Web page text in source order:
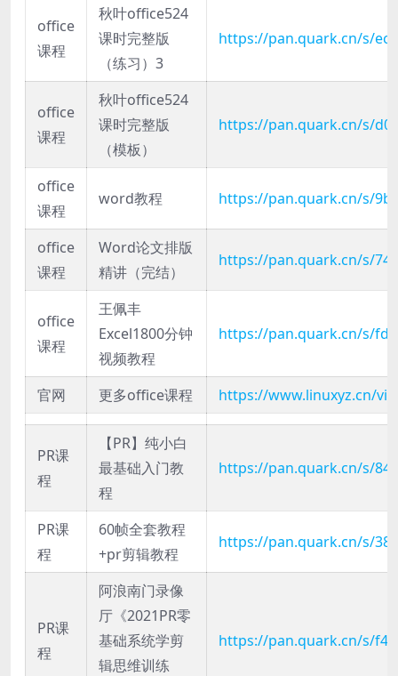
office
课程
秋叶office524
课时完整版
（练习）3
https://pan.quark.cn/s/
office
课程
秋叶office524
课时完整版
（模板）
https://pan.quark.cn/s/
office
课程
word教程 https://pan.quark.cn/s/
office
课程
Word论文排版
精讲（完结）
https://pan.quark.cn/s/
office
课程
王佩丰
Excel1800分钟
视频教程
https://pan.quark.cn/s/
官网 更多office课程 https://www.linuxyz.cn/
PR课
程
【PR】纯小白
最基础入门教
程
https://pan.quark.cn/s/
PR课
程
60帧全套教程
+pr剪辑教程
https://pan.quark.cn/s/
PR课
程
阿浪南门录像
厅《2021PR零
基础系统学剪
辑思维训练
https://pan.quark.cn/s/